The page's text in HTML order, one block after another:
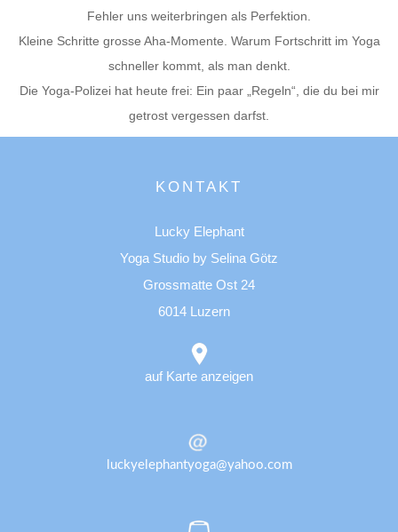
Fehler uns weiterbringen als Perfektion.
Kleine Schritte grosse Aha-Momente. Warum Fortschritt im Yoga
schneller kommt, als man denkt.
Die Yoga-Polizei hat heute frei: Ein paar „Regeln“, die du bei mir
getrost vergessen darfst.
KONTAKT
Lucky Elephant
Yoga Studio by Selina Götz
Grossmatte Ost 24
6014 Luzern
auf Karte anzeigen
luckyelephantyoga@yahoo.com